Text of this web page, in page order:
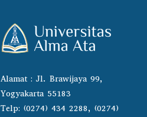
Alamat : Jl. Brawijaya 99,
Yogyakarta 55183
Telp: (0274) 434 2288, (0274)